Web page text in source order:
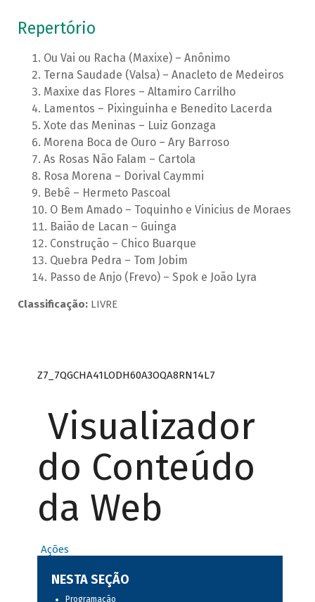
Repertório
Ou Vai ou Racha (Maxixe) – Anônimo
Terna Saudade (Valsa) – Anacleto de Medeiros
Maxixe das Flores – Altamiro Carrilho
Lamentos – Pixinguinha e Benedito Lacerda
Xote das Meninas – Luiz Gonzaga
Morena Boca de Ouro – Ary Barroso
As Rosas Não Falam – Cartola
Rosa Morena – Dorival Caymmi
Bebê – Hermeto Pascoal
O Bem Amado – Toquinho e Vinicius de Moraes
Baião de Lacan – Guinga
Construção – Chico Buarque
Quebra Pedra – Tom Jobim
Passo de Anjo (Frevo) – Spok e João Lyra
Classificação:LIVRE
Z7_7QGCHA41LODH60A3OQA8RN14L7
Visualizador
do Conteúdo
da Web
Ações
NESTA SEÇÃO
Programação